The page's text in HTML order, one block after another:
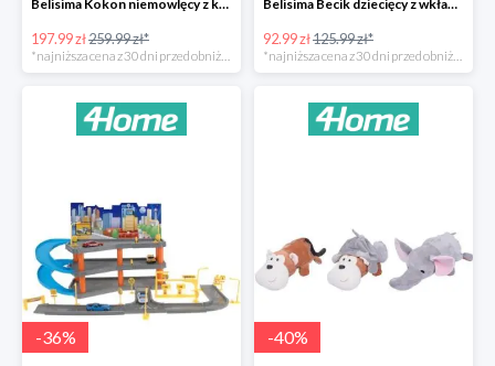
Belisima Kokon niemowlęcy z kołderką Angel Baby-23%
197.99 zł259.99 zł*
Belisima Becik dziecięcy z wkładem kokosowym Inteligentna sówka -26%
92.99 zł125.99 zł*
-36% -40%